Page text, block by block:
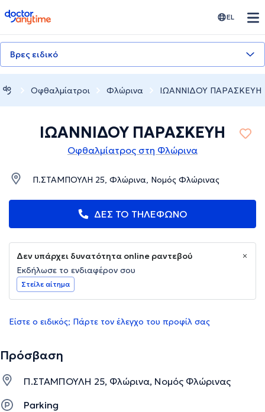
doctoranytime EL
Βρες ειδικό
Οφθαλμίατροι Φλώρινα ΙΩΑΝΝΙΔΟΥ ΠΑΡΑΣΚΕΥΗ
ΙΩΑΝΝΙΔΟΥ ΠΑΡΑΣΚΕΥΗ
Οφθαλμίατρος στη Φλώρινα
Π.ΣΤΑΜΠΟΥΛΗ 25, Φλώρινα, Νομός Φλώρινας
ΔΕΣ ΤΟ ΤΗΛΕΦΩΝΟ
Δεν υπάρχει δυνατότητα online ραντεβού
Εκδήλωσε το ενδιαφέρον σου
Στείλε αίτημα
Είστε ο ειδικός; Πάρτε τον έλεγχο του προφίλ σας
Πρόσβαση
Π.ΣΤΑΜΠΟΥΛΗ 25, Φλώρινα, Νομός Φλώρινας
Parking